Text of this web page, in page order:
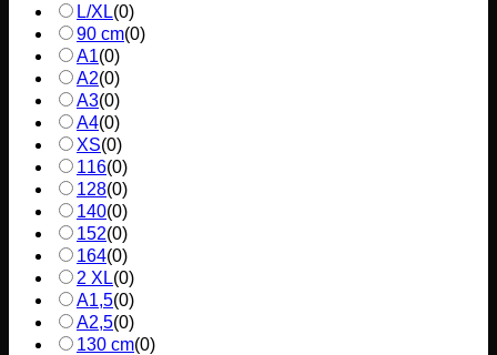
L/XL(0)
90 cm(0)
A1(0)
A2(0)
A3(0)
A4(0)
XS(0)
116(0)
128(0)
140(0)
152(0)
164(0)
2 XL(0)
A1,5(0)
A2,5(0)
130 cm(0)